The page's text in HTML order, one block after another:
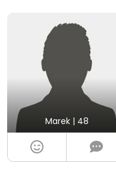
Marek | 48